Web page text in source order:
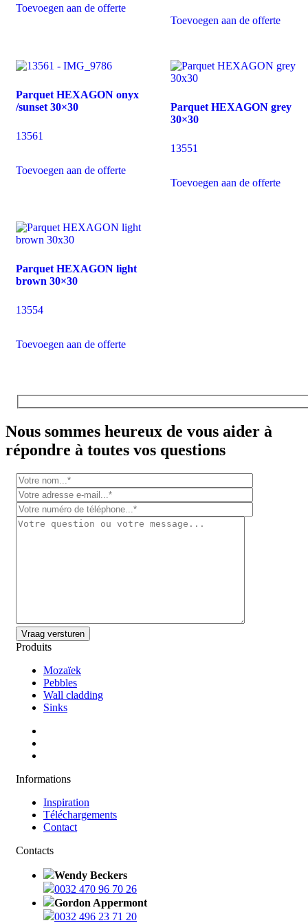
Toevoegen aan de offerte
Toevoegen aan de offerte
Parquet HEXAGON onyx
/sunset 30×30
13561
Toevoegen aan de offerte
Parquet HEXAGON grey
30×30
13551
Toevoegen aan de offerte
Parquet HEXAGON light
brown 30×30
13554
Toevoegen aan de offerte
Nous sommes heureux de vous aider à
répondre à toutes vos questions
Produits
Mozaïek
Pebbles
Wall cladding
Sinks
Informations
Inspiration
Téléchargements
Contact
Contacts
Wendy Beckers
0032 470 96 70 26
Gordon Appermont
0032 496 23 71 20